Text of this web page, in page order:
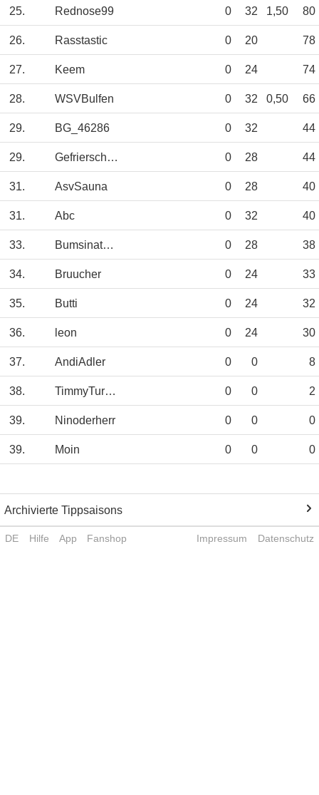
25. Rednose99 0 32 1,50 80
26. Rasstastic 0 20 78
27. Keem 0 24 74
28. WSVBulfen 0 32 0,50 66
29. BG_46286 0 32 44
29. Gefrierschrank 0 28 44
31. AsvSauna 0 28 40
31. Abc 0 32 40
33. Bumsinator3000 0 28 38
34. Bruucher 0 24 33
35. Butti 0 24 32
36. leon 0 24 30
37. AndiAdler 0 0 8
38. TimmyTurner 0 0 2
39. Ninoderherr 0 0 0
39. Moin 0 0 0
Archivierte Tippsaisons
DE Hilfe App Fanshop Impressum Datenschutz